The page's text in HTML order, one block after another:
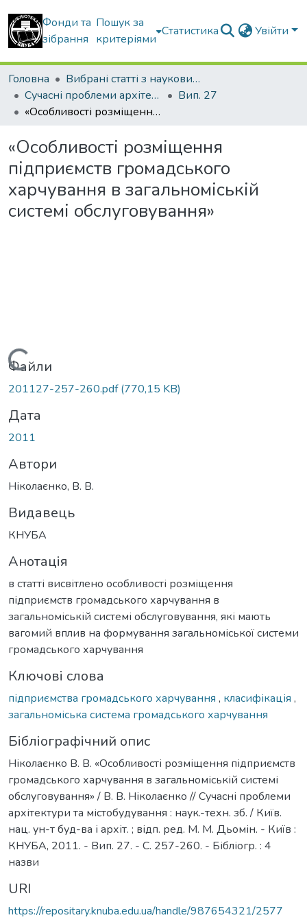
Фонди та
зібрання
Пошук за
критеріями
Статистика Увійти
Головна
Вибрані статті з наукових збірників КНУБА
Сучасні проблеми архітектури та містобудування
Вип. 27
«Особливості розміщення підприємств громадського харчування в загальноміській системі обслуговування»
«Особливості розміщення
підприємств громадського
харчування в загальноміській
системі обслуговування»
Вантажиться...
Файли
201127-257-260.pdf(770,15 KB)
Дата
2011
Автори
Ніколаєнко, В. В.
Видавець
КНУБА
Анотація
в статті висвітлено особливості розміщення
підприємств громадського харчування в
загальноміській системі обслуговування, які мають
вагомий вплив на формування загальноміської системи
громадського харчування
Ключові слова
підприємства громадського харчування , класифікація ,
загальноміська система громадського харчування
Бібліографічний опис
Ніколаєнко В. В. «Особливості розміщення підприємств
громадського харчування в загальноміській системі
обслуговування» / В. В. Ніколаєнко // Сучасні проблеми
архітектури та містобудування : наук.-техн. зб. / Київ.
нац. ун-т буд-ва і архіт. ; відп. ред. М. М. Дьомін. - Київ :
КНУБА, 2011. - Вип. 27. - С. 257-260. - Бібліогр. : 4
назви
URI
https://repositary.knuba.edu.ua/handle/987654321/2577